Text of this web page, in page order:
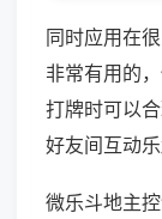
同时应用在
非常有用的
打牌时可以
好友间互动乐
微乐斗地主